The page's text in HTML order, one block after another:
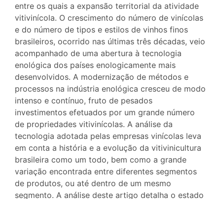
entre os quais a expansão territorial da atividade
vitivinícola. O crescimento do número de vinícolas
e do número de tipos e estilos de vinhos finos
brasileiros, ocorrido nas últimas três décadas, veio
acompanhado de uma abertura à tecnologia
enológica dos países enologicamente mais
desenvolvidos. A modernização de métodos e
processos na indústria enológica cresceu de modo
intenso e contínuo, fruto de pesados
investimentos efetuados por um grande número
de propriedades vitivinícolas. A análise da
tecnologia adotada pelas empresas vinícolas leva
em conta a história e a evolução da vitivinicultura
brasileira como um todo, bem como a grande
variação encontrada entre diferentes segmentos
de produtos, ou até dentro de um mesmo
segmento. A análise deste artigo detalha o estado